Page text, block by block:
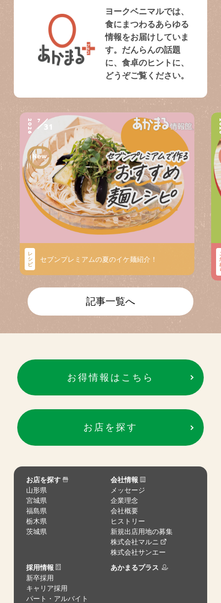
ヨークベニマルでは、
食にまつわるあらゆる
情報をお届けしていま
す。だんらんの話題
に、食卓のヒントに、
どうぞご覧ください。
2026 7
31
レ
シ
ピ
セブンプレミアムの夏のイケ麺紹介！
記事一覧へ
お得情報はこちら
お店を探す
お店を探す
山形県
宮城県
福島県
栃木県
茨城県
会社情報
メッセージ
企業理念
会社概要
ヒストリー
新規出店用地の募集
株式会社マルニ
株式会社サンエー
採用情報
新卒採用
キャリア採用
パート・アルバイト
あかまるプラス